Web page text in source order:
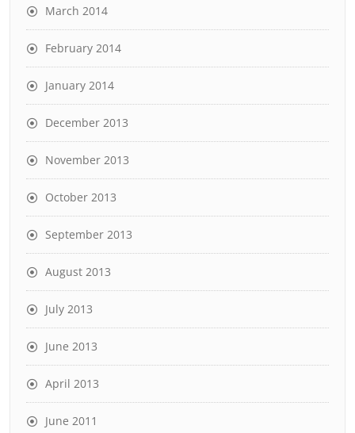
March 2014
February 2014
January 2014
December 2013
November 2013
October 2013
September 2013
August 2013
July 2013
June 2013
April 2013
June 2011